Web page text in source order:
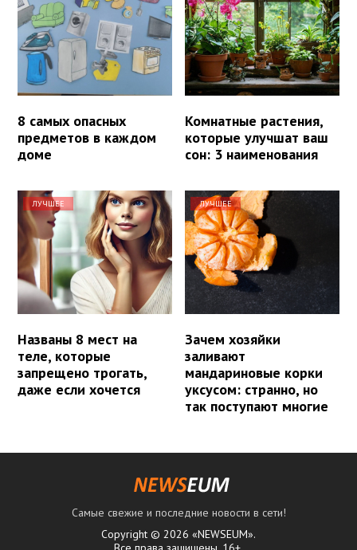
8 самых опасных
предметов в каждом
доме
Комнатные растения,
которые улучшат ваш
сон: 3 наименования
ЛУЧШЕЕ
Названы 8 мест на
теле, которые
запрещено трогать,
даже если хочется
ЛУЧШЕЕ
Зачем хозяйки
заливают
мандариновые корки
уксусом: странно, но
так поступают многие
Самые свежие и последние новости в сети!
Copyright © 2026 «NEWSEUM».